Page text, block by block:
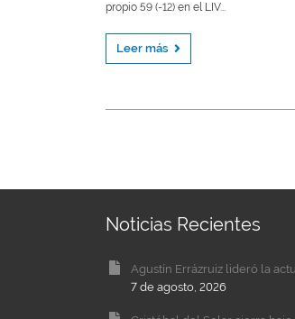
propio 59 (-12) en el LIV...
Leer más
Noticias Recientes
Agustín Errázruiz lideró la
7 de agosto, 2026